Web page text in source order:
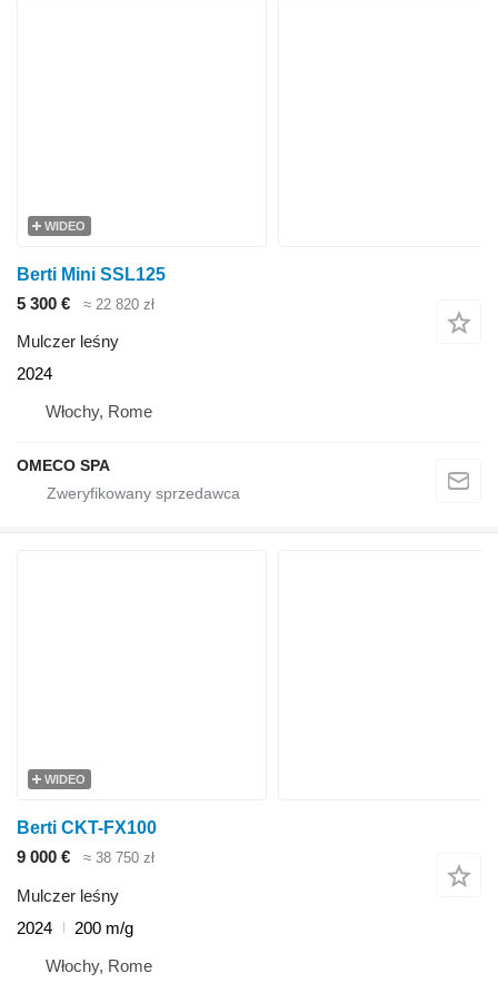
WIDEO
Berti Mini SSL125
5 300 €
≈ 22 820 zł
Mulczer leśny
2024
Włochy, Rome
OMECO SPA
WIDEO
Berti CKT-FX100
9 000 €
≈ 38 750 zł
Mulczer leśny
2024
200 m/g
Włochy, Rome